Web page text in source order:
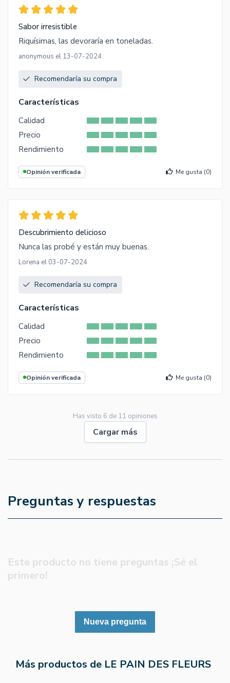
Sabor irresistible
Riquísimas, las devoraría en toneladas.
anonymous el 13-07-2024
Recomendaría su compra
Características
Calidad
Precio
Rendimiento
Opinión verificada Me gusta (0)
Descubrimiento delicioso
Nunca las probé y están muy buenas.
Lorena el 03-07-2024
Recomendaría su compra
Características
Calidad
Precio
Rendimiento
Opinión verificada Me gusta (0)
Has visto 6 de 11 opiniones
Cargar más
Preguntas y respuestas
Este producto no tiene preguntas ¡Sé el
primero!
Nueva pregunta
Más productos de LE PAIN DES FLEURS